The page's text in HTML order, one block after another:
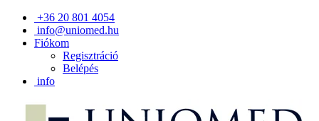
+36 20 801 4054
info@uniomed.hu
Fiókom
Regisztráció
Belépés
info